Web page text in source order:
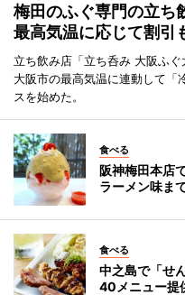
梅田のふぐ専門の立
最高気温に応じて割引
立ち飲み店「立ち呑み 大阪ふぐ
大阪市の最高気温に連動して「
スを始めた。
食べる
阪神梅田本店
ラーメン味ま
食べる
中之島で「せ
40メニュー提